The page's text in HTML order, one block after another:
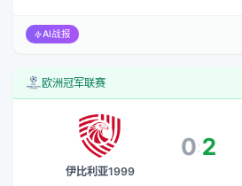
AI战报
欧洲冠军联赛
伊比利亚1999
0:2